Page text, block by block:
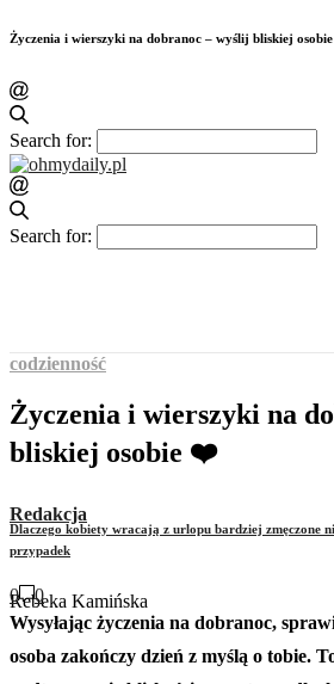
Życzenia i wierszyki na dobranoc – wyślij bliskiej
Search for:
Search for:
Dlaczego kobiety wracają z urlopu bardziej zmęczone
przypadek
Rebeka Kamińska
codzienność
Życzenia i wierszyki na
bliskiej osobie ❤️
Redakcja
0
0
Wysyłając życzenia na dobranoc,
osoba zakończy dzień z myślą o tobie.